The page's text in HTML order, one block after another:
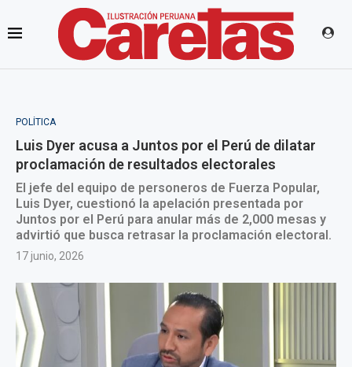
POLÍTICA
Luis Dyer acusa a Juntos por el Perú de dilatar
proclamación de resultados electorales
El jefe del equipo de personeros de Fuerza Popular,
Luis Dyer, cuestionó la apelación presentada por
Juntos por el Perú para anular más de 2,000 mesas y
advirtió que busca retrasar la proclamación electoral.
17 junio, 2026